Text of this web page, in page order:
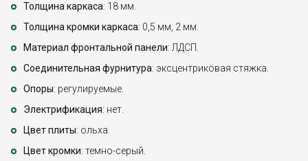
Толщина каркаса: 18 мм.
Толщина кромки каркаса: 0,5 мм, 2 мм.
Материал фронтальной панели: ЛДСП.
Соединительная фурнитура: эксцентриковая стяжка.
Опоры: регулируемые.
Электрификация: нет.
Цвет плиты: ольха.
Цвет кромки: темно-серый.